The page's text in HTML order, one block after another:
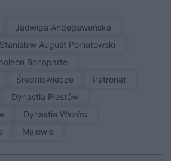
Jadwiga Andegaweńska
Stanisław August Poniatowski
Bonaparte
średniowiecze
patronat
Dynastia Piastów
Dynastia Wazów
Majowie